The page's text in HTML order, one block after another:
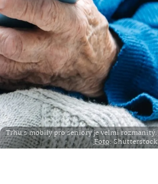
Trhu s mobily pro seniory je velmi rozmanitý.
Foto: Shutterstock